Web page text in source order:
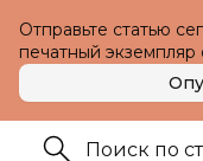
Отправьте статью
печатный экземпляр